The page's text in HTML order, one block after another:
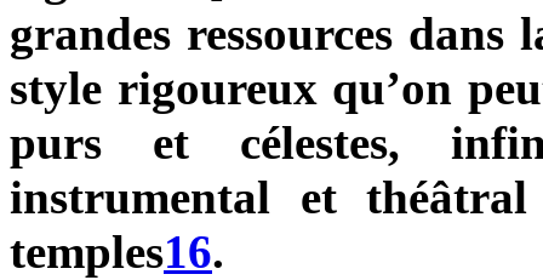
grandes ressources dans
style rigoureux qu’on
purs et célestes,
instrumental et
temples16.